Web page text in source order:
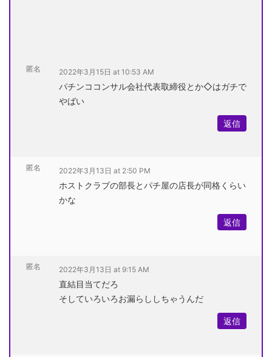
匿名 2022年3月15日 at 10:53 AM
パチンココンサル会社代表取締役とか◇はガチで
やばい
返信
匿名 2022年3月13日 at 2:50 PM
ホストクラブの部長とパチ屋の店長が同格くらい
かな
返信
匿名 2022年3月13日 at 9:15 AM
直結目当てだろ
そしていろいろお漏らししちゃうんだ
返信